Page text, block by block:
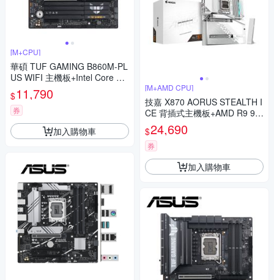
[M+CPU]
華碩 TUF GAMING B860M-PL
US WIFI 主機板+Intel Core Ult
ra 5 225【10核】
$11,790
券
加入購物車
[M+AMD CPU]
技嘉 X870 AORUS STEALTH I
CE 背插式主機板+AMD R9 99
00X 12核/24緒
$24,690
券
加入購物車